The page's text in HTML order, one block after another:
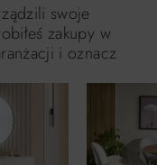
swoje
zakupy w
i oznacz